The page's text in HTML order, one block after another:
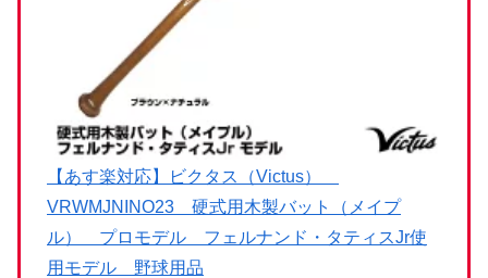
【あす楽対応】ビクタス（Victus）
VRWMJNINO23 硬式用木製バット（メイプ
ル） プロモデル フェルナンド・タティスJr使
用モデル 野球用品